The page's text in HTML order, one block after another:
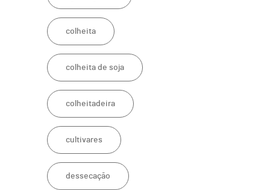
colheita
colheita de soja
colheitadeira
cultivares
dessecação